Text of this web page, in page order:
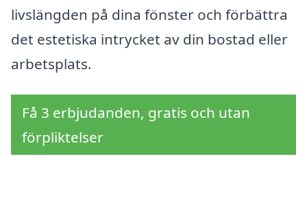
livslängden på dina fönster och förbättra
det estetiska intrycket av din bostad eller
arbetsplats.
Få 3 erbjudanden, gratis och utan
förpliktelser